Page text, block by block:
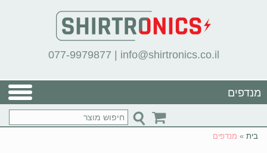
077-9979877 | info@shirtronics.co.il
מנדפים
בית » מנדפים